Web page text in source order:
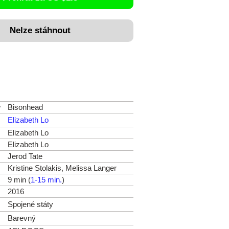
Nelze stáhnout
Bisonhead
Elizabeth Lo
Elizabeth Lo
Elizabeth Lo
Jerod Tate
Kristine Stolakis, Melissa Langer
9 min (1-15 min.)
2016
Spojené státy
Barevný